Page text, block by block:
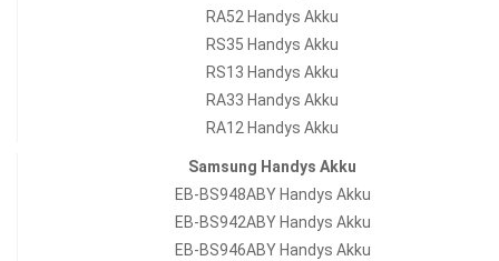
RA52 Handys Akku
RS35 Handys Akku
RS13 Handys Akku
RA33 Handys Akku
RA12 Handys Akku
Samsung Handys Akku
EB-BS948ABY Handys Akku
EB-BS942ABY Handys Akku
EB-BS946ABY Handys Akku